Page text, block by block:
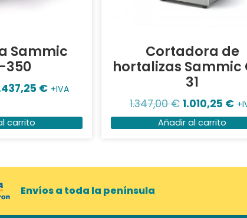
Sammic
350
€ +IVA
carrito
Cortadora de
hortalizas Sammic
31
1.347,00€ 1.010,25 €
Añadir al carrito
Envíos a toda la península